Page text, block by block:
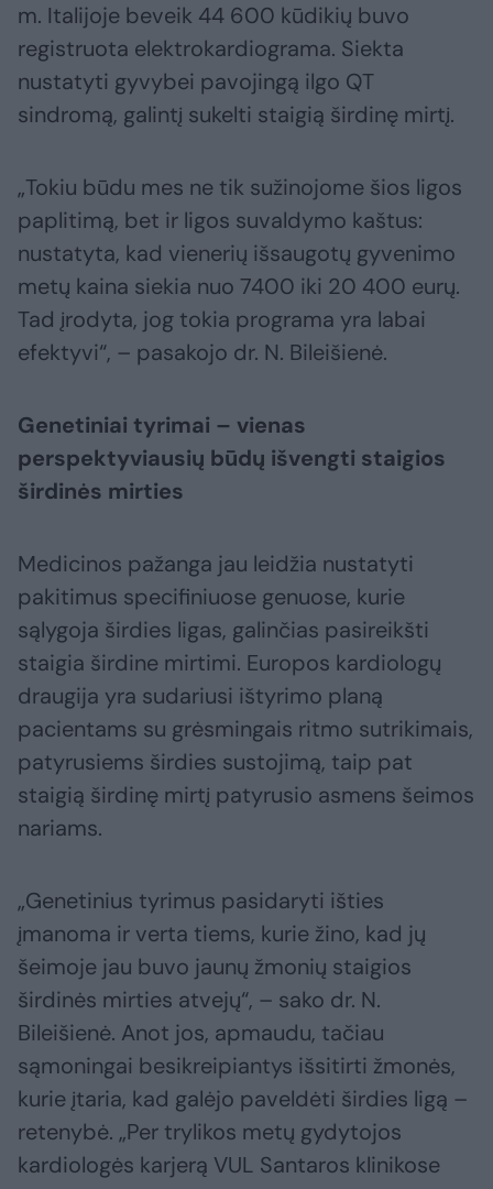
m. Italijoje beveik 44 600 kūdikių buvo
registruota elektrokardiograma. Siekta
nustatyti gyvybei pavojingą ilgo QT
sindromą, galintį sukelti staigią širdinę mirtį.
„Tokiu būdu mes ne tik sužinojome šios ligos
paplitimą, bet ir ligos suvaldymo kaštus:
nustatyta, kad vienerių išsaugotų gyvenimo
metų kaina siekia nuo 7400 iki 20 400 eurų.
Tad įrodyta, jog tokia programa yra labai
efektyvi“, – pasakojo dr. N. Bileišienė.
Genetiniai tyrimai – vienas
perspektyviausių būdų išvengti staigios
širdinės mirties
Medicinos pažanga jau leidžia nustatyti
pakitimus specifiniuose genuose, kurie
sąlygoja širdies ligas, galinčias pasireikšti
staigia širdine mirtimi. Europos kardiologų
draugija yra sudariusi ištyrimo planą
pacientams su grėsmingais ritmo sutrikimais,
patyrusiems širdies sustojimą, taip pat
staigią širdinę mirtį patyrusio asmens šeimos
nariams.
„Genetinius tyrimus pasidaryti išties
įmanoma ir verta tiems, kurie žino, kad jų
šeimoje jau buvo jaunų žmonių staigios
širdinės mirties atvejų“, – sako dr. N.
Bileišienė. Anot jos, apmaudu, tačiau
sąmoningai besikreipiantys išsitirti žmonės,
kurie įtaria, kad galėjo paveldėti širdies ligą –
retenybė. „Per trylikos metų gydytojos
kardiologės karjerą VUL Santaros klinikose